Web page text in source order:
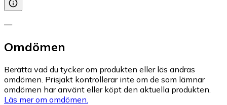
—
Omdömen
Berätta vad du tycker om produkten eller läs andras
omdömen. Prisjakt kontrollerar inte om de som lämnar
omdömen har använt eller köpt den aktuella produkten.
Läs mer om omdömen.